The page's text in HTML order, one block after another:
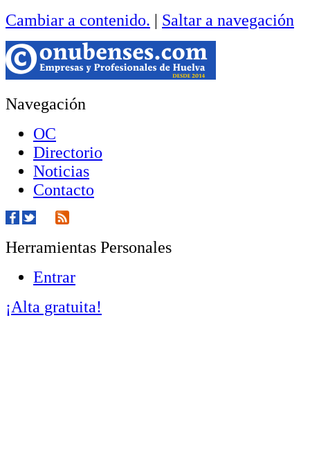
Cambiar a contenido. | Saltar a navegación
Navegación
OC
Directorio
Noticias
Contacto
Herramientas Personales
Entrar
¡Alta gratuita!